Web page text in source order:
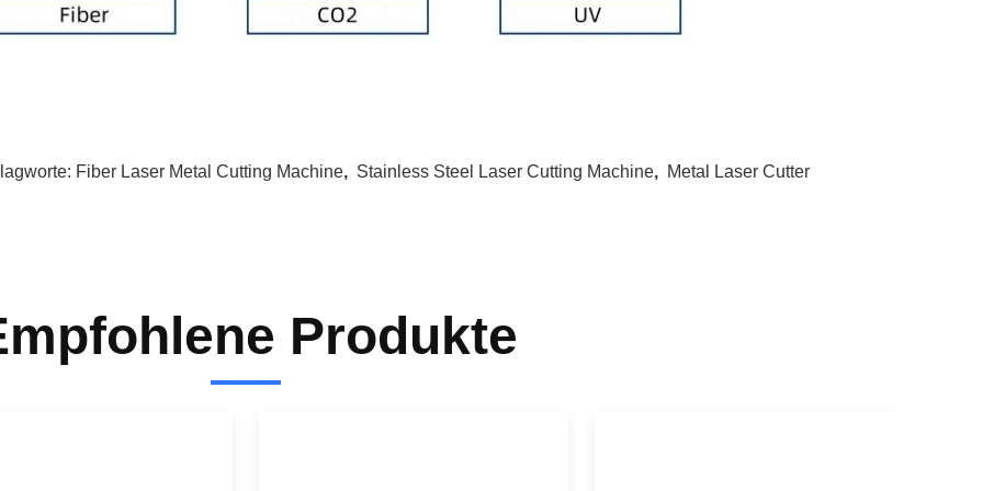
Fiber Laser Metal Cutting Machine, Stainless Steel Laser Cutting Machine, Metal Laser Cutter
Produkte